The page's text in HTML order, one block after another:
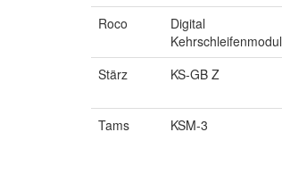
Roco
Digital
Kehrschleifenmodul
Stärz KS-GB Z
Tams KSM-3